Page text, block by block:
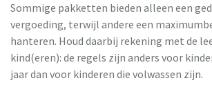
Sommige pakketten bieden alleen een
vergoeding, terwijl andere een
hanteren. Houd daarbij rekening met de
kind(eren): de regels zijn anders voor
jaar dan voor kinderen die volwassen zijn.